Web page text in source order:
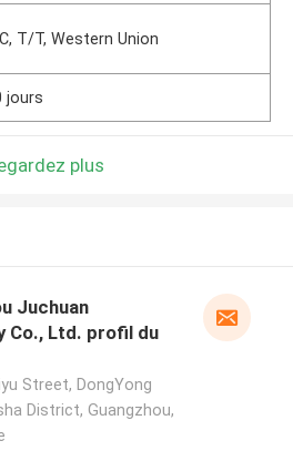
T/T, Western Union
jours
plus
Juchuan
Co., Ltd. profil du
Street, DongYong
District, Guangzhou,